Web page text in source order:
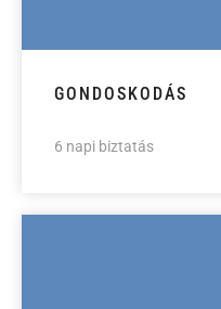
GONDOSKODÁS
6 napi biztatás